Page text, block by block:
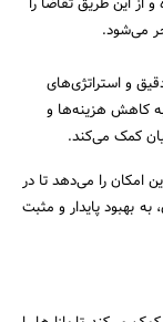
و از این طریق تقاضا را
می‌شود.
و استراتژی‌های
کاهش هزینه‌ها و
کمک می‌کند.
امکان را می‌دهد تا در
بهبود پایدار و مثبت